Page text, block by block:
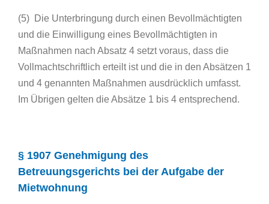
(5) Die Unterbringung durch einen Bevollmächtigten
und die Einwilligung eines Bevollmächtigten in
Maßnahmen nach Absatz 4 setzt voraus, dass die
Vollmachtschriftlich erteilt ist und die in den Absätzen 1
und 4 genannten Maßnahmen ausdrücklich umfasst.
Im Übrigen gelten die Absätze 1 bis 4 entsprechend.
§ 1907 Genehmigung des
Betreuungsgerichts bei der Aufgabe der
Mietwohnung